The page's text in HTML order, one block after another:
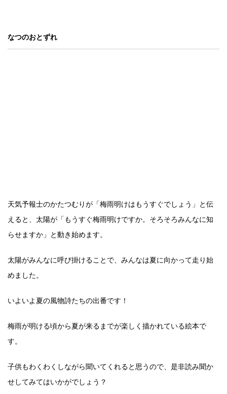
なつのおとずれ
天気予報士のかたつむりが「梅雨明けはもうすぐでしょう」と伝
えると、太陽が「もうすぐ梅雨明けですか。そろそろみんなに知
らせますか」と動き始めます。
太陽がみんなに呼び掛けることで、みんなは夏に向かって走り始
めました。
いよいよ夏の風物詩たちの出番です！
梅雨が明ける頃から夏が来るまでが楽しく描かれている絵本で
す。
子供もわくわくしながら聞いてくれると思うので、是非読み聞か
せしてみてはいかがでしょう？